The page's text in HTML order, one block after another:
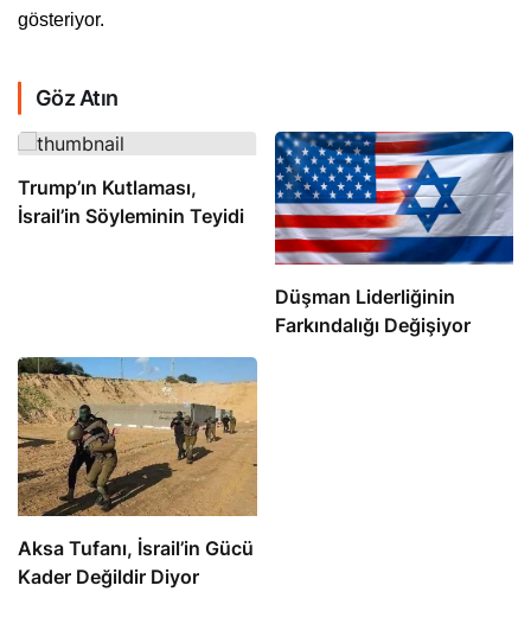
gösteriyor.
Göz Atın
Trump’ın Kutlaması,
İsrail’in Söyleminin Teyidi
Düşman Liderliğinin
Farkındalığı Değişiyor
Aksa Tufanı, İsrail’in Gücü
Kader Değildir Diyor